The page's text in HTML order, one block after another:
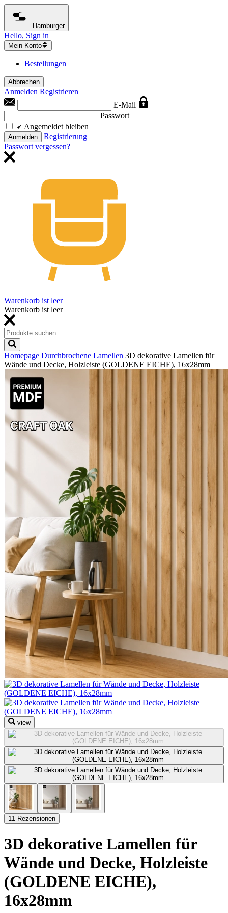
Hamburger
Hello, Sign in
Mein Konto
Bestellungen
Abbrechen
Anmelden Registrieren
E-Mail
Passwort
Angemeldet bleiben
Anmelden
Registrierung
Passwort vergessen?
Warenkorb ist leer
Warenkorb ist leer
Homepage Durchbrochene Lamellen 3D dekorative Lamellen für
Wände und Decke, Holzleiste (GOLDENE EICHE), 16x28mm
view
11 Rezensionen
3D dekorative Lamellen für
Wände und Decke, Holzleiste
(GOLDENE EICHE),
16x28mm